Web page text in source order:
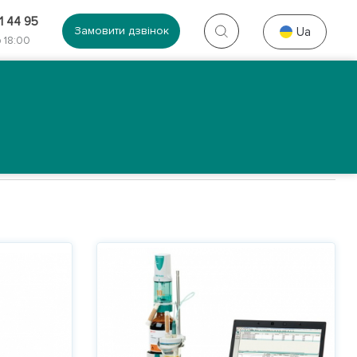
44 95
18:00
Замовити дзвінок Ua